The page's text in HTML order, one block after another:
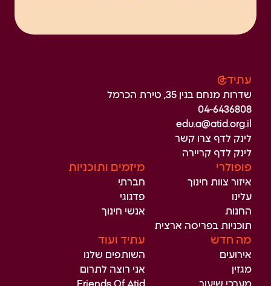
עתיד@
שדרות מנחם בגין 35, טירת הכרמל
04-6436808
edu.a@atid.org.il
לינק לדף צרו קשר
לינק לדף קריירה
פופולרי
איזור צוות חינוך
עלינו
החנות
תוכניות בפריסה ארצית
מיזמים ותוכניות
חברתי
פדגוגי
אנשי חינוך
מה חדש
אירועים
מגזין
עתיד ועוד
השותפים שלנו
אני רוצה לתרום